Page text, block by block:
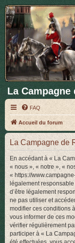
La Campagne
FAQ
Accueil du forum
La Campagne de
En accédant à « La
« nous », « notre », «
« https://
légalement
d’être légalement
ne pas utiliser et
modifier ces conditions
vous informer de ces
vérifier régulièrement
participer à « La